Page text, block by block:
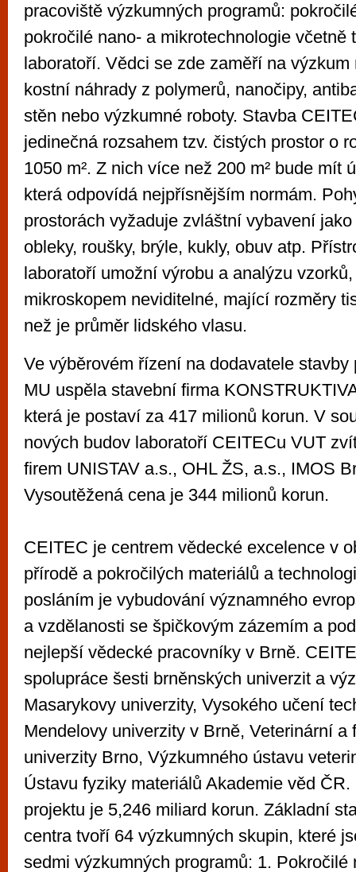
pracoviště výzkumných programů:
pokročilé nano- a mikrotechnologie včetně
laboratoří. Vědci se zde zaměří na výzkum
kostní náhrady z polymerů, nanočipy,
stěn nebo výzkumné roboty. Stavba
jedinečná rozsahem tzv. čistých prostor o
1050 m². Z nich více než 200 m² bude mít
která odpovídá nejpřísnějším normám.
prostorách vyžaduje zvláštní vybavení
obleky, roušky, brýle, kukly, obuv atp.
laboratoří umožní výrobu a analýzu
mikroskopem neviditelné, mající rozměry
než je průměr lidského vlasu.
Ve výběrovém řízení na dodavatele
MU uspěla stavební firma
která je postaví za 417 milionů korun. V
nových budov laboratoří CEITECu VUT
firem UNISTAV a.s., OHL ŽS, a.s., IMOS
Vysoutěžená cena je 344 milionů korun.
CEITEC je centrem vědecké excelence v
přírodě a pokročilých materiálů a
posláním je vybudování významného
a vzdělanosti se špičkovým zázemím a
nejlepší vědecké pracovníky v Brně.
spolupráce šesti brněnských univerzit a
Masarykovy univerzity, Vysokého učení
Mendelovy univerzity v Brně, Veterinární a
univerzity Brno, Výzkumného ústavu
Ústavu fyziky materiálů Akademie věd
projektu je 5,246 miliard korun. Základní
centra tvoří 64 výzkumných skupin, které
sedmi výzkumných programů: 1. Pokročilé